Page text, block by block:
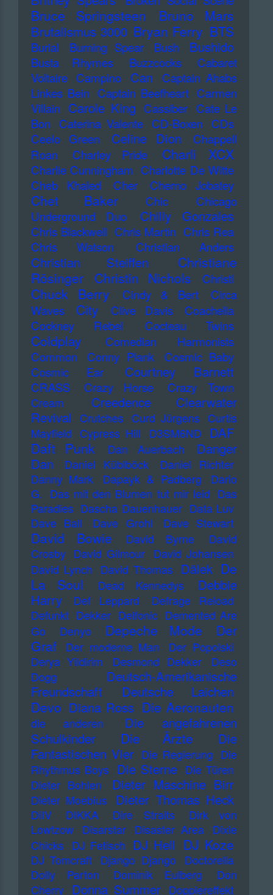
Bruce Springsteen Bruno Mars
Brutalismus 3000 Bryan Ferry BTS
Burial Burning Spear Bush Bushido
Busta Rhymes Buzzcocks
Cabaret
Voltaire Campino Can
Captain Ahabs
Linkes Bein Captain Beefheart Carmen
Villain Carole King Cassiber Cate Le
Bon
Caterina Valente CD-Boxen
CDs
Ceelo Green
Celine Dion
Chappell
Roan
Charley Pride Charli XCX
Charlie Cunningham Charlotte De Witte
Cheb Khaled
Cher Cherno Jobatey
Chet Baker Chic
Chicago
Underground Duo
Chilly Gonzales
Chris Blackwell Chris Martin Chris Rea
Chris Watson
Christian Anders
Christian Steiffen
Christiane
Rösinger
Christin Nichols Christl
Chuck Berry Cindy & Bert
Circa
Waves
City Clive Davis
Coachella
Cockney Rebel
Cocteau Twins
Coldplay
Comedian Harmonists
Common
Conny Plank
Cosmic Baby
Cosmic Ear
Courtney Barnett
CRASS Crazy Horse Crazy Town
Cream
Creedence Clearwater
Revival
Crutches Curd Jürgens Curtis
Mayfield Cypress Hill D3SM6ND DAF
Daft Punk Dan Auerbach
Danger
Dan
Daniel Küblböck
Daniel Richter
Danny Mark
Dapayk & Padberg
Dario
G. Das mit den Blumen tut mir leid Das
Paradies Dascha Dauenhauer Data Luv
Dave Ball
Dave Grohl Dave Stewart
David Bowie David Byrne
David
Crosby David Gilmour David Johansen
David Lynch David Thomas Dälek De
La Soul
Dead Kennedys
Debbie
Harry
Def Leppard
Defrage Reload
Defunkt Dekker Delfonic Demented Are
Go
Denyo Depeche Mode
Der
Graf
Der moderne Man
Der Popolski
Derya Yildirim
Desmond Dekker
Deso
Dogg
Deutsch-Amerikanische
Freundschaft
Deutsche Laichen
Devo Diana Ross Die Aeronauten
die anderen
Die angefahrenen
Schulkinder
Die Ärzte
Die
Fantastischen Vier Die Regierung Die
Rhythmus Boys Die Sterne Die Türen
Dieter Bohlen
Dieter Maschine Birr
Dieter Moebius Dieter Thomas Heck
DiIV DIKKA Dire Straits
Dirk von
Lowtzow
Disarstar Disaster Area
Dixie
Chicks DJ Fetisch DJ Hell DJ Koze
DJ Tomcraft Django Django
Doctorella
Dolly Parton
Dominik Eulberg
Don
Cherry Donna Summer Dopplereffekt